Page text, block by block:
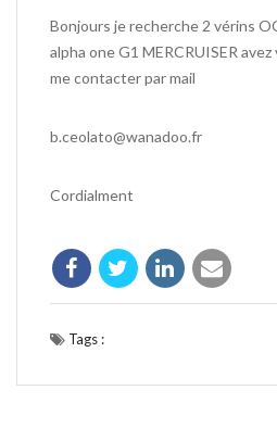
Bonjours je recherche 2 vérins
alpha one G1 MERCRUISER
me contacter par mail
b.ceolato@wanadoo.fr
Cordialment
Tags :